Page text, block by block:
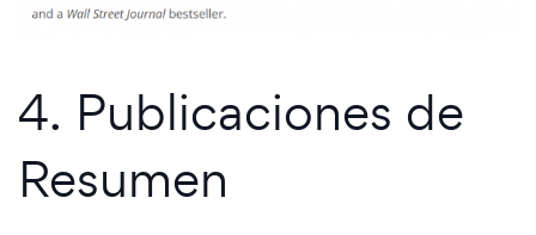
4. Publicaciones de
Resumen